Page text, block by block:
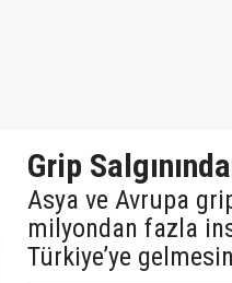
Grip
Asya ve Avrupa
milyondan fazla
Türkiye’ye